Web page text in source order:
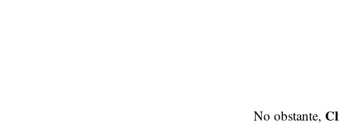
No obstante,